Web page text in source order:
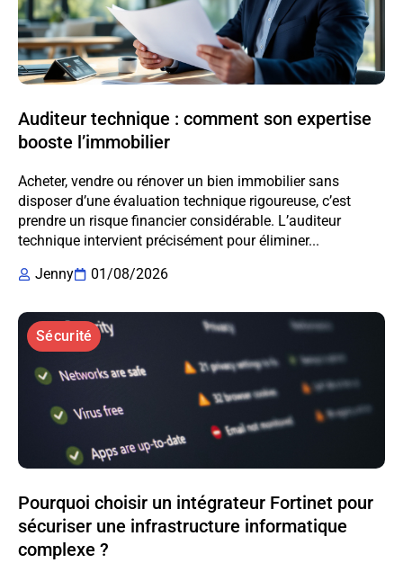
Auditeur technique : comment son expertise
booste l’immobilier
Acheter, vendre ou rénover un bien immobilier sans
disposer d’une évaluation technique rigoureuse, c’est
prendre un risque financier considérable. L’auditeur
technique intervient précisément pour éliminer...
Jenny
01/08/2026
Sécurité
Pourquoi choisir un intégrateur Fortinet pour
sécuriser une infrastructure informatique
complexe ?